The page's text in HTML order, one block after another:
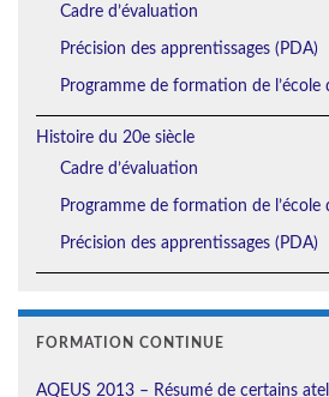
Cadre d’évaluation
Précision des apprentissages (PDA)
Programme de formation de l’école
Histoire du 20e siècle
Cadre d’évaluation
Programme de formation de l’école
Précision des apprentissages (PDA)
FORMATION CONTINUE
AQEUS 2013 – Résumé de certains